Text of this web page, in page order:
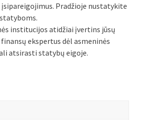
Pradžioje nustatykite
institucijos atidžiai įvertins jūsų
ekspertus dėl asmeninės
atsirasti statybų eigoje.